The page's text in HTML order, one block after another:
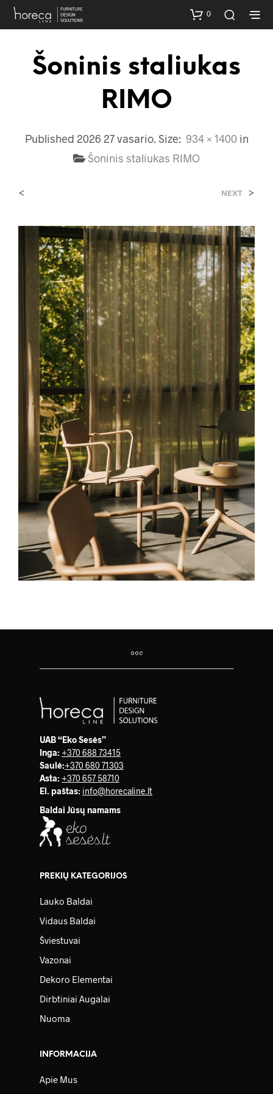
0
Šoninis staliukas
RIMO
Published 2026 27 vasario. Size: 934 × 1400 in
Šoninis staliukas RIMO
< NEXT >
UAB “Eko Sesės”
Inga: +370 688 73415
Saulė:+370 680 71303
Asta: +370 657 58710
El. paštas: info@horecaline.lt
Baldai Jūsų namams
PREKIŲ KATEGORIJOS
Lauko Baldai
Vidaus Baldai
Šviestuvai
Vazonai
Dekoro Elementai
Dirbtiniai Augalai
Nuoma
INFORMACIJA
Apie Mus